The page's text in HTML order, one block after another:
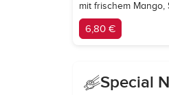
mit frischem Mango,
6,80 €
Special